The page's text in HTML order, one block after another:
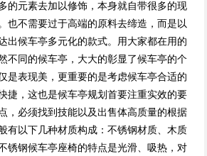
的元素去加以修饰，本身就自带很多的现
也不需要过于高端的原料去缔造，而是以
出候车亭多元化的款式。用大家都在用的
不同的候车亭，大大的彰显了候车亭的个
是表现美，更重要的是考虑候车亭合适的
捷，这也是候车亭规划首要注重实效的要
，必须找到技能以及出售体高质量的根据
有以下几种材质构成：不锈钢材质、木质
锈钢候车亭座椅的特点是光滑、吸热，对